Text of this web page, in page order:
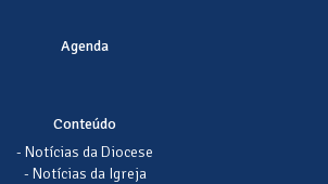
Agenda
Conteúdo
- Notícias da Diocese
- Notícias da Igreja